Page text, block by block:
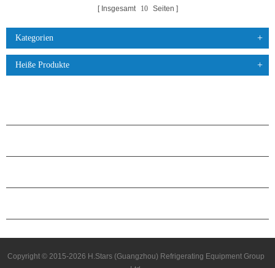
Insgesamt 10 Seiten
Kategorien
Heiße Produkte
Copyright © 2015-2026 H.Stars (Guangzhou) Refrigerating Equipment Group